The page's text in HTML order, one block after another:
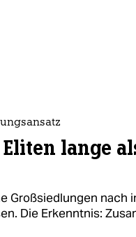
lange
Großsiedlungen nach
Die Erkenntnis: